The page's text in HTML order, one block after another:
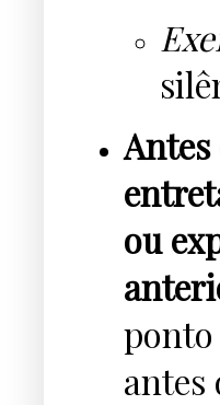
ou
antes